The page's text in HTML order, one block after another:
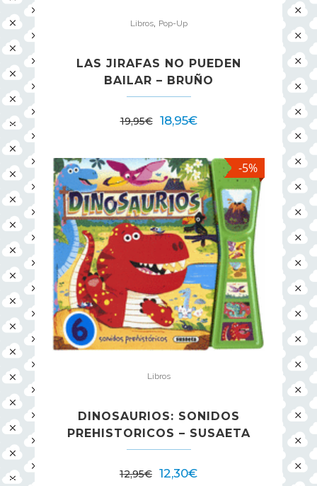
Libros, Pop-Up
LAS JIRAFAS NO PUEDEN
BAILAR – BRUÑO
19,95€ 18,95€
-5%
Libros
DINOSAURIOS: SONIDOS
PREHISTORICOS – SUSAETA
12,95€ 12,30€